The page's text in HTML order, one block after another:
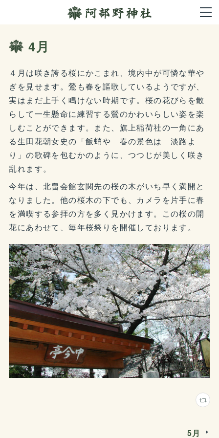
4月
４月は咲き誇る桜にかこまれ、境内中が可憐な華や
ぎを見せます。鶯も春を謳歌しているようですが、
実はまだ上手く鳴けない時期です。桜の花びらを散
らして一生懸命に練習する鶯のかわいらしい姿を楽
しむことができます。また、旗上稲荷社の一角にあ
る生田花朝女史の「飯蛸や 春の景色は 淡路よ
り」の歌碑を包むかのように、つつじが美しく咲き
乱れます。
今年は、北畠会館玄関先の桜の木がいち早く満開と
なりました。他の桜木の下でも、カメラを片手に春
を満喫する参拝の方を多く見かけます。この桜の開
花にあわせて、毎年桜祭りを開催しております。
5月